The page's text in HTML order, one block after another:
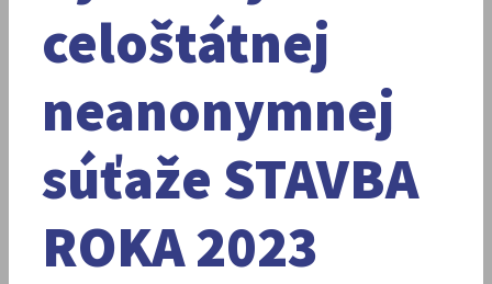
celoštátnej
neanonymnej
súťaže STAVBA
ROKA 2023